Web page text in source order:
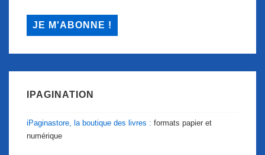
IPAGINATION
iPaginastore, la boutique des livres : formats papier et
numérique